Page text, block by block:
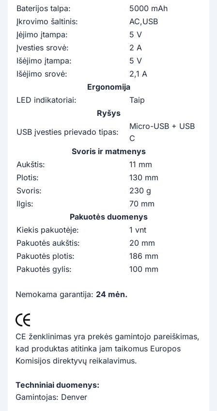
Baterijos talpa:
5000 mAh
Įkrovimo šaltinis:
AC,USB
Įėjimo įtampa:
5 V
Įvesties srovė:
2 A
Išėjimo įtampa:
5 V
Išėjimo srovė:
2,1 A
Ergonomija
LED indikatoriai:
Taip
Ryšys
USB įvesties prievado tipas:
Micro-USB + USB
C
Svoris ir matmenys
Aukštis:
11 mm
Plotis:
130 mm
Svoris:
230 g
Ilgis:
70 mm
Pakuotės duomenys
Kiekis pakuotėje:
1 vnt
Pakuotės aukštis:
20 mm
Pakuotės plotis:
186 mm
Pakuotės gylis:
100 mm
Nemokama garantija: 24 mėn.
CE ženklinimas yra prekės gamintojo pareiškimas,
kad produktas atitinka jam taikomus Europos
Komisijos direktyvų reikalavimus.
Techniniai duomenys:
Gamintojas: Denver